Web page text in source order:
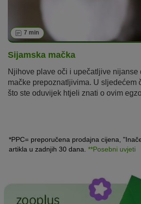
7 min
Sijamska mačka
Njihove plave oči i upečatljive nijanse
mačke prepoznatljivima. U sljedećem
što ste oduvijek htjeli znati o ovim
*PPC= preporučena prodajna cijena,
artikla u zadnjih 30 dana. **Posebni uvjeti